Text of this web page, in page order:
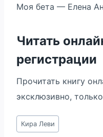
Моя бета — Елена
Читать
регистрации
Прочитать книгу
эксклюзивно,
Метки
записи:
Кира Леви